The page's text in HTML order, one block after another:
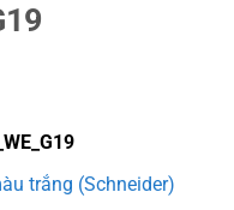
trắng (Schneider)